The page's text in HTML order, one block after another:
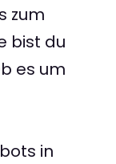
zum
bist du
es um
in